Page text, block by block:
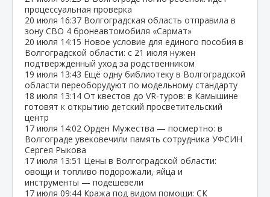
процессуальная проверка
20 июля 16:37 Волгоградская область отправила в
зону СВО 4 бронеавтомобиля «Сармат»
20 июля 14:15 Новое условие для единого пособия в
Волгоградской области: с 21 июля нужен
подтверждённый уход за родственником
19 июля 13:43 Ещё одну библиотеку в Волгоградской
области переоборудуют по модельному стандарту
18 июля 13:14 От квестов до VR‑туров: в Камышине
готовят к открытию детский просветительский
центр
17 июля 14:02 Орден Мужества — посмертно: в
Волгограде увековечили память сотрудника УФСИН
Сергея Рыкова
17 июля 13:51 Цены в Волгоградской области:
овощи и топливо подорожали, яйца и
инструменты — подешевели
17 июля 09:44 Кража под видом помощи: СК